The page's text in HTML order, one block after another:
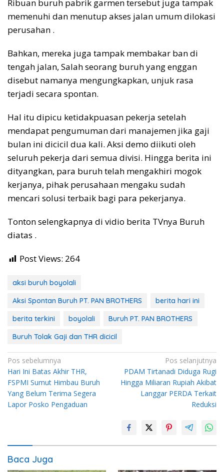
Ribuan buruh pabrik garmen tersebut juga tampak
memenuhi dan menutup akses jalan umum dilokasi
perusahan .
Bahkan, mereka juga tampak membakar ban di
tengah jalan, Salah seorang buruh yang enggan
disebut namanya mengungkapkan, unjuk rasa
terjadi secara spontan.
Hal itu dipicu ketidakpuasan pekerja setelah
mendapat pengumuman dari manajemen jika gaji
bulan ini dicicil dua kali. Aksi demo diikuti oleh
seluruh pekerja dari semua divisi. Hingga berita ini
dityangkan, para buruh telah mengakhiri mogok
kerjanya, pihak perusahaan mengaku sudah
mencari solusi terbaik bagi para pekerjanya.
Tonton selengkapnya di vidio berita TVnya Buruh
diatas .
Post Views: 264
aksi buruh boyolali
Aksi Spontan Buruh PT. PAN BROTHERS
berita hari ini
berita terkini
boyolali
Buruh PT. PAN BROTHERS
Buruh Tolak Gaji dan THR dicicil
Navigasi
pos
Pos sebelumnya
Hari Ini Batas Akhir THR,
FSPMI Sumut Himbau Buruh
Yang Belum Terima Segera
Lapor Posko Pengaduan
Pos selanjutnya
PDAM Tirtanadi Diduga Rugi
Hingga Miliaran Rupiah Akibat
Langgar PERDA Terkait
Reduksi
Baca Juga